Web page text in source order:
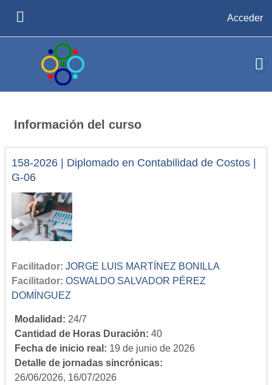
Acceder
Información del curso
158-2026 | Diplomado en Contabilidad de Costos |
G-06
Facilitador: JORGE LUIS MARTÍNEZ BONILLA
Facilitador: OSWALDO SALVADOR PÉREZ
DOMÍNGUEZ
Modalidad : 24/7
Cantidad de Horas Duración: 40
Fecha de inicio real : 19 de junio de 2026
Detalle de jornadas sincrónicas:
26/06/2026, 16/07/2026